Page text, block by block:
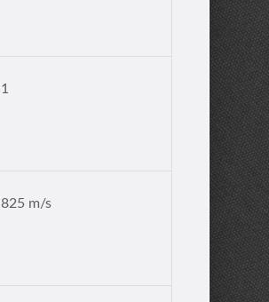
1
825 m/s